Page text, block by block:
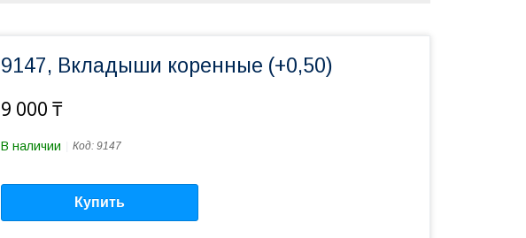
9147, Вкладыши коренные (+0,50)
9 000 ₸
В наличии Код: 9147
Купить